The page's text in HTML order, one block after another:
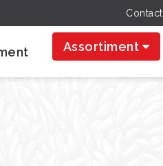
Contact
Assortiment